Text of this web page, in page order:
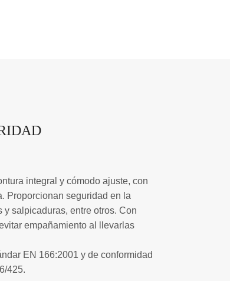
integral y cómodo ajuste, con
Proporcionan seguridad en la
y salpicaduras, entre otros. Con
empañamiento al llevarlas
EN 166:2001 y de conformidad
425.